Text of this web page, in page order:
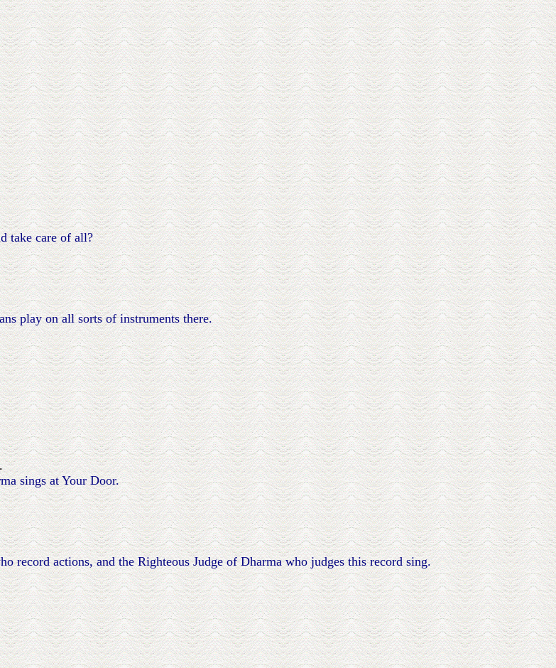
take care of all?
play on all sorts of instruments there.
sings at Your Door.
record actions, and the Righteous Judge of Dharma who judges this record sing.